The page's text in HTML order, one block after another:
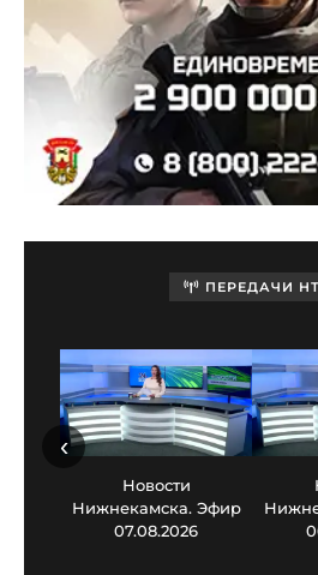
ПЕРЕДАЧИ
Новости
Нижнекамска. Эфир
07.08.2026
‹